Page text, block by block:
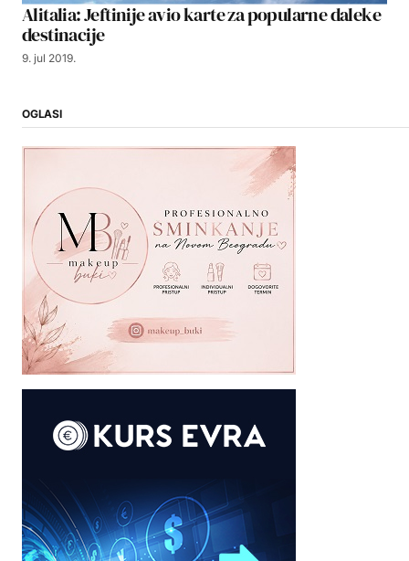
Alitalia: Jeftinije avio karte za popularne daleke
destinacije
9. jul 2019.
OGLASI